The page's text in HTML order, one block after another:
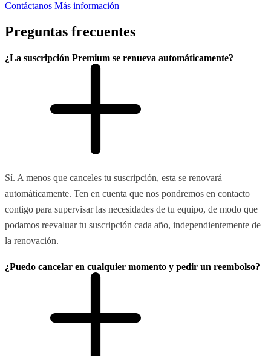
Contáctanos Más información
Preguntas frecuentes
¿La suscripción Premium se renueva automáticamente?
Sí. A menos que canceles tu suscripción, esta se renovará
automáticamente. Ten en cuenta que nos pondremos en contacto
contigo para supervisar las necesidades de tu equipo, de modo que
podamos reevaluar tu suscripción cada año, independientemente de
la renovación.
¿Puedo cancelar en cualquier momento y pedir un reembolso?